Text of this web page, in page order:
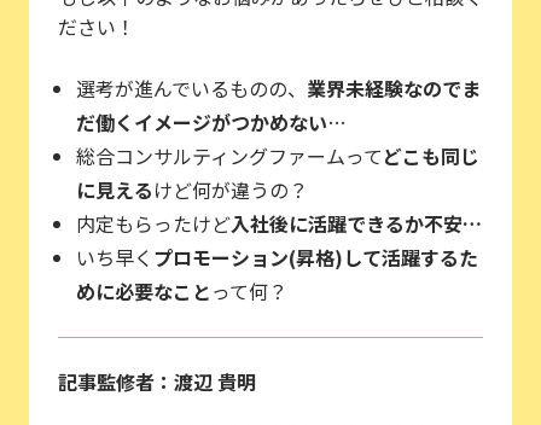
ださい！
選考が進んでいるものの、 業界未経験なのでま
だ働くイメージがつかめない…
総合コンサルティングファームってどこも同じ
に見えるけど何が違うの？
内定もらったけど入社後に活躍できるか不安…
いち早く プロモーション(昇格)して活躍するた
めに必要なことって何？
記事監修者：渡辺 貴明